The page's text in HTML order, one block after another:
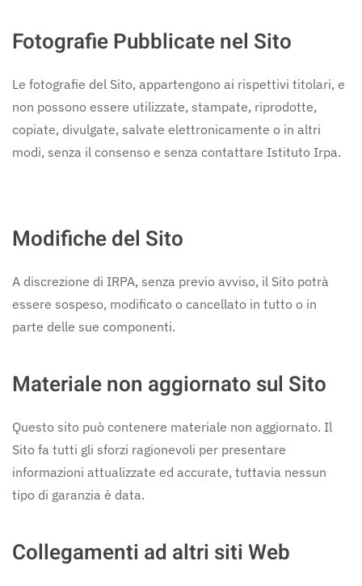
Fotografie Pubblicate nel Sito
Le fotografie del Sito, appartengono ai rispettivi titolari, e
non possono essere utilizzate, stampate, riprodotte,
copiate, divulgate, salvate elettronicamente o in altri
modi, senza il consenso e senza contattare Istituto Irpa.
Modifiche del Sito
A discrezione di IRPA, senza previo avviso, il Sito potrà
essere sospeso, modificato o cancellato in tutto o in
parte delle sue componenti.
Materiale non aggiornato sul Sito
Questo sito può contenere materiale non aggiornato. Il
Sito fa tutti gli sforzi ragionevoli per presentare
informazioni attualizzate ed accurate, tuttavia nessun
tipo di garanzia è data.
Collegamenti ad altri siti Web